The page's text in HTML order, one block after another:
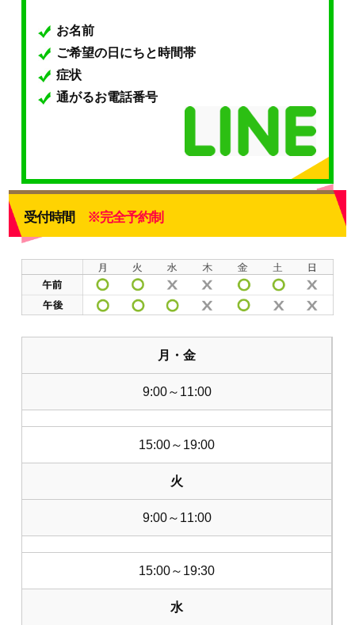
お名前
ご希望の日にちと時間帯
症状
通がるお電話番号
受付時間 ※完全予約制
月・金
9:00～11:00
15:00～19:00
火
9:00～11:00
15:00～19:30
水